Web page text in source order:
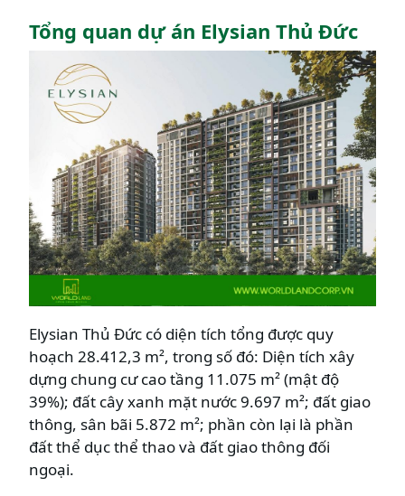
Tổng quan dự án Elysian Thủ Đức
Elysian Thủ Đức có diện tích tổng được quy
hoạch 28.412,3 m², trong số đó: Diện tích xây
dựng chung cư cao tầng 11.075 m² (mật độ
39%); đất cây xanh mặt nước 9.697 m²; đất giao
thông, sân bãi 5.872 m²; phần còn lại là phần
đất thể dục thể thao và đất giao thông đối
ngoại.